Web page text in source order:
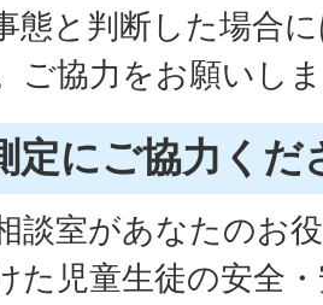
態と判断した場合
ご協力をお願いし
定にご協力くだ
談室があなたのお
た児童生徒の安全